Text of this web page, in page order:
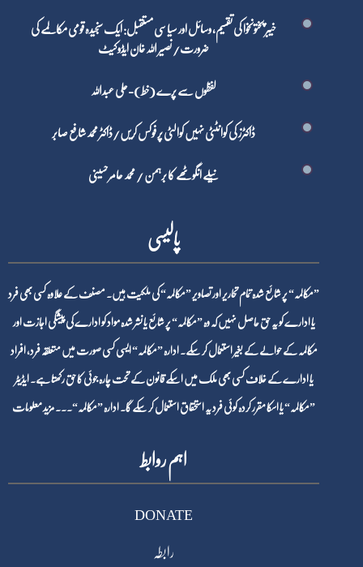
خیبر پختونخوا کی تقسیم، وسائل اور سیاسی مستقبل: ایک سنجیدہ قومی مکالمے کی
ضرورت/ نصیر اللہ خان ایڈوکیٹ
لفظوں سے پرے (خط)-علی عبداللہ
ڈاکٹرز کی کوانٹٹی نہیں کوالٹی پر فوکس کریں/ڈاکٹر محمد شافع صابر
نیلے انگوٹھے کا برہمن / محمد عامر حسینی
پالیسی
”مکالمہ“ پر شائع شدہ تمام تحاریر اور تصاویر ”مکالمہ“ کی ملکیت ہیں۔ مصنف کے علاوہ کسی بھی فرد
یا ادارے کو یہ حق حاصل نہیں کہ وہ ”مکالمہ“ پر شائع یا نشر شدہ مواد کو ادارے کی پیشگی اجازت اور
مکالمہ کے حوالے کے بغیر استعمال کر سکے۔ ادارہ ”مکالمہ“ ایسی کسی صورت میں متعلقہ فرد، افراد
یا ادارے کے خلاف کسی بھی ملک میں اسکے قانون کے تحت چارہ جوئی کا حق رکھتا ہے۔ ایڈیٹر
”مکالمہ“ یا اسکا مقرر کردہ کوئی فرد یہ استحقاق استعمال کر سکے گا۔ ادارہ ”مکالمہ“۔۔۔ مزید معلومات
اہم روابط
DONATE
رابطہ